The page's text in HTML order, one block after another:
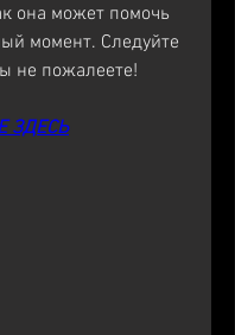
она может помочь
момент. Следуйте
не пожалеете!
ЗДЕСЬ